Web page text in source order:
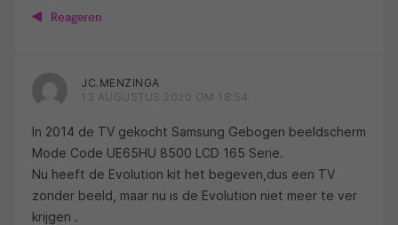
Reageren
JC.MENZINGA
13 AUGUSTUS 2020 OM 18:54
In 2014 de TV gekocht Samsung Gebogen beeldscherm
Mode Code UE65HU 8500 LCD 165 Serie.
Nu heeft de Evolution kit het begeven,dus een TV
zonder beeld, maar nu is de Evolution niet meer te ver
krijgen .